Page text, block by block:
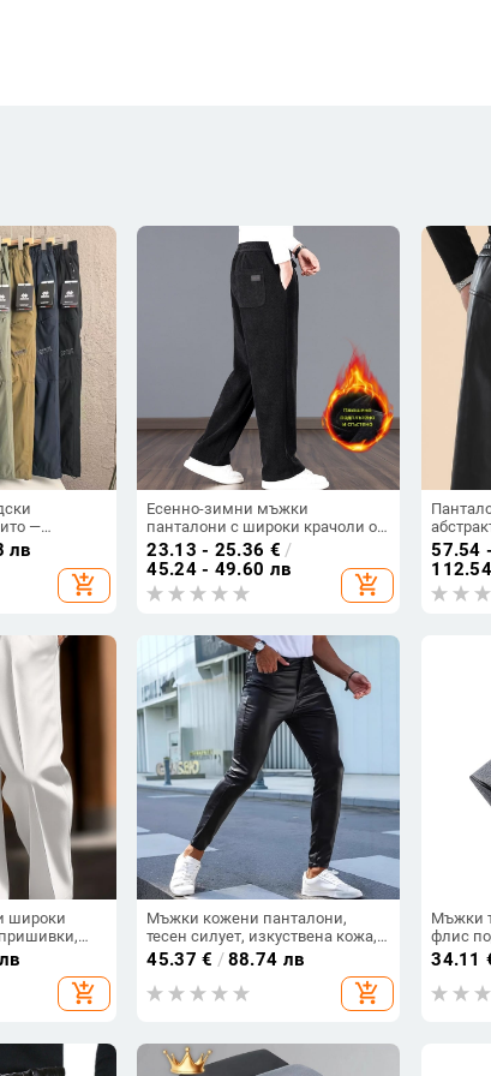
—
лв
add_shopping_cart
Есенно-зимни мъжки
панталони с широки крачоли от
chenille плат, подплатени и
дебели, за ежедневна употреба
23.13 - 25.36 € /
45.24 - 49.60 лв
add_shopping_cart
тъкан,
средна
57.54
широки
модал-
add_shopping_cart
Мъжки кожени панталони,
тесен силует, изкуствена кожа,
смесена материя, пролет 2025
45.37 € /88.74 лв
add_shopping_cart
Мъжки
флис
кройка,
34.11